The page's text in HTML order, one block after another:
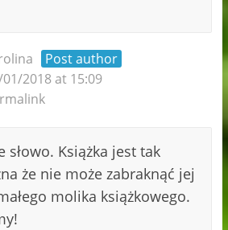
Post author
2018 at 15:09
słowo. Książka jest tak
że nie może zabraknąć jej
molika książkowego.